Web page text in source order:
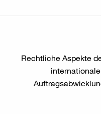
Rechtliche Aspekte der
internationalen
Auftragsabwicklung